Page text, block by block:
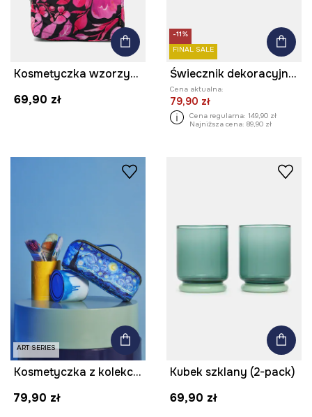
Kosmetyczka wzorzysta
69,90 zł
-11%
FINAL SALE
Świecznik dekoracyjny porcelanowy
Cena aktualna:
79,90 zł
Cena regularna: 149,90 zł
Najniższa cena: 89,90 zł
ART SERIES
Kosmetyczka z kolekcji Eviva L'arte
79,90 zł
Kubek szklany (2-pack)
69,90 zł